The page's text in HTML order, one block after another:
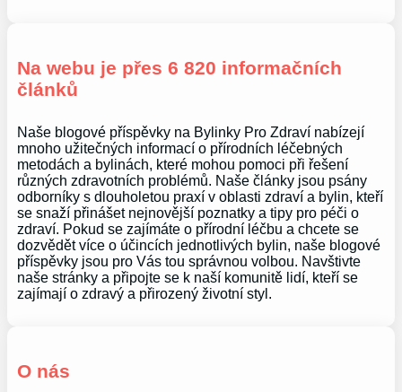
Na webu je přes 6 820 informačních
článků
Naše blogové příspěvky na Bylinky Pro Zdraví nabízejí
mnoho užitečných informací o přírodních léčebných
metodách a bylinách, které mohou pomoci při řešení
různých zdravotních problémů. Naše články jsou psány
odborníky s dlouholetou praxí v oblasti zdraví a bylin, kteří
se snaží přinášet nejnovější poznatky a tipy pro péči o
zdraví. Pokud se zajímáte o přírodní léčbu a chcete se
dozvědět více o účincích jednotlivých bylin, naše blogové
příspěvky jsou pro Vás tou správnou volbou. Navštivte
naše stránky a připojte se k naší komunitě lidí, kteří se
zajímají o zdravý a přirozený životní styl.
O nás